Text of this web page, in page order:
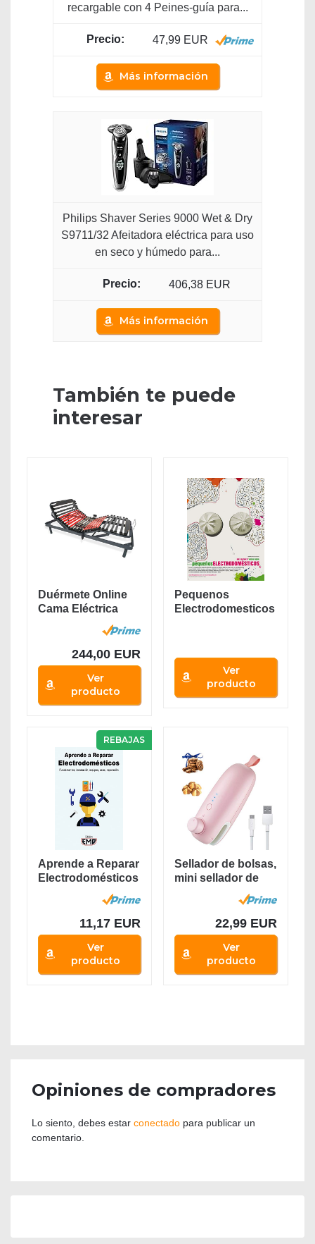
recargable con 4 Peines-guía para...
47,99 EUR
Más información
Philips Shaver Series 9000 Wet & Dry
S9711/32 Afeitadora eléctrica para uso
en seco y húmedo para...
406,38 EUR
Más información
También te puede
interesar
Duérmete Online
Cama Eléctrica
244,00 EUR
Ver
producto
Pequenos
Electrodomesticos
Ver
producto
REBAJAS
Aprende a Reparar
Electrodomésticos
: Fundamentos,...
11,17 EUR
Ver
producto
Sellador de bolsas,
mini sellador de
22,99 EUR
Ver
producto
Opiniones de compradores
Lo siento, debes estar conectado para publicar un
comentario.